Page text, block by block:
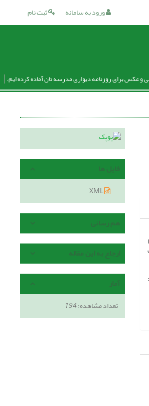
ثبت نام ورود به سامانه
و عکس برای روزنامه دیواری مدرسه تان آماده کرده ایم.
فایل ها
XML
هم رسانی
ارجاع به این مقاله
آمار
تعداد مشاهده:194